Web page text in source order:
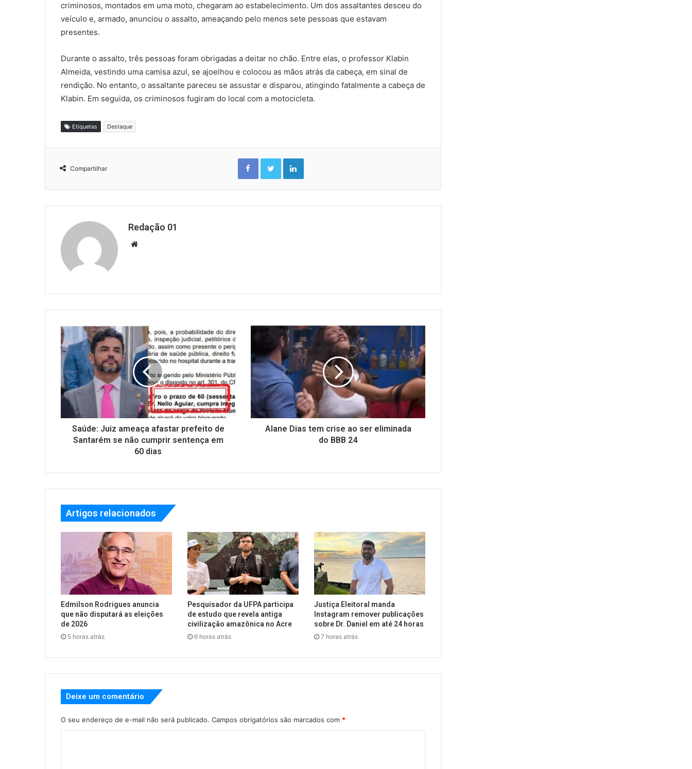
criminosos, montados em uma moto, chegaram ao estabelecimento. Um dos assaltantes desceu do
veículo e, armado, anunciou o assalto, ameaçando pelo menos sete pessoas que estavam
presentes.
Durante o assalto, três pessoas foram obrigadas a deitar no chão. Entre elas, o professor Klabin
Almeida, vestindo uma camisa azul, se ajoelhou e colocou as mãos atrás da cabeça, em sinal de
rendição. No entanto, o assaltante pareceu se assustar e disparou, atingindo fatalmente a cabeça de
Klabin. Em seguida, os criminosos fugiram do local com a motocicleta.
Etiquetas Destaque
Compartilhar
FacebookTwitterLinkedin
Redação 01
Website
Saúde: Juiz ameaça afastar prefeito de
Santarém se não cumprir sentença em
60 dias
Alane Dias tem crise ao ser eliminada
do BBB 24
Artigos relacionados
Edmilson Rodrigues anuncia
que não disputará as eleições
de 2026
5 horas atrás
Pesquisador da UFPA participa
de estudo que revela antiga
civilização amazônica no Acre
6 horas atrás
Justiça Eleitoral manda
Instagram remover publicações
sobre Dr. Daniel em até 24 horas
7 horas atrás
Deixe um comentário
O seu endereço de e-mail não será publicado. Campos obrigatórios são marcados com *